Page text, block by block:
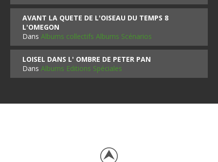
AVANT LA QUETE DE L'OISEAU DU TEMPS 8
L'OMEGON
DansAlbums collectifs Albums Scénarios
LOISEL DANS L' OMBRE DE PETER PAN
DansAlbums Editions Spéciales